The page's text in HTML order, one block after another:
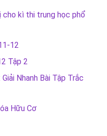
cho kì thi trung học phổ
12
Tập 2
Nhanh Bài Tập Trắc
Hữu Cơ